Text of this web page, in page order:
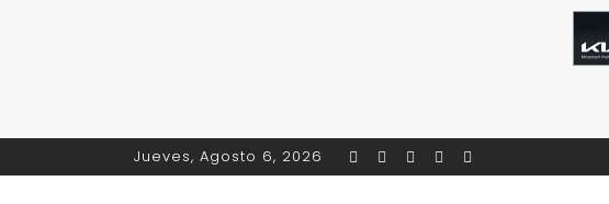
Jueves, Agosto 6, 2026